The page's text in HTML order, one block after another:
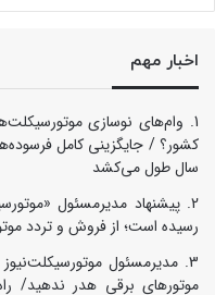
اخبار مهم
وام‌های نوسازی
سال طول می‌کشد
پیشنهاد مدیرمسئول
رسیده است؛ از فروش و تردد
مدیرمسئول
موتورهای برقی هدر ندهید/